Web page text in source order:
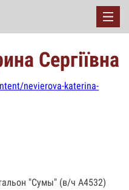
Сергіївна
nevierova-katerina-
"Сумы" (в/ч А4532)